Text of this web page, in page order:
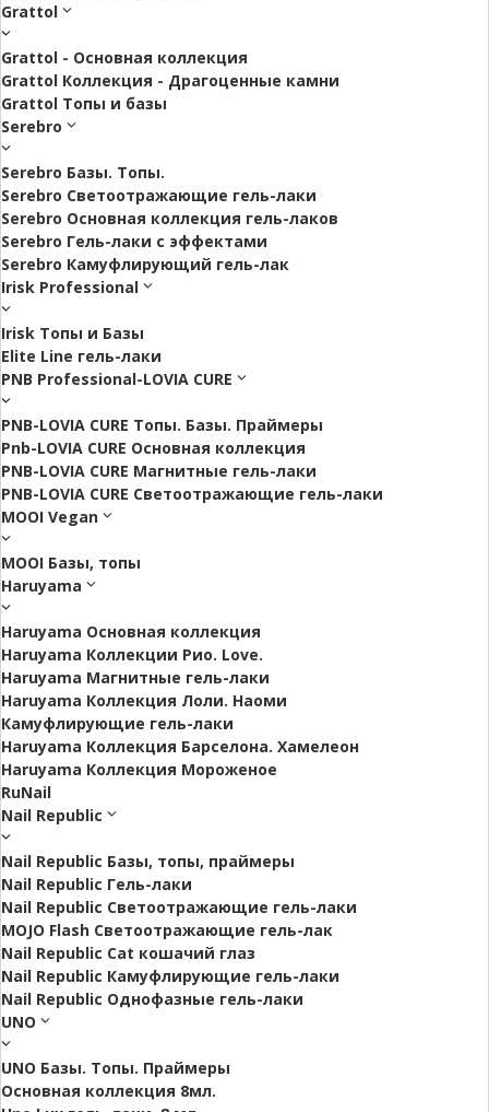
Grattol
Grattol - Oснoвнaя коллекция
Grattol Коллекция - Драгоценные камни
Grattol Топы и базы
Serebro
Serebro Базы. Топы.
Serebro Светоотражающие гель-лаки
Serebro Основная коллекция гель-лаков
Serebro Гель-лаки с эффектами
Serebro Камуфлирующий гель-лак
Irisk Professional
Irisk Топы и Базы
Elite Line гель-лаки
PNB Professional-LOVIA CURE
PNB-LOVIA CURE Топы. Базы. Праймеры
Pnb-LOVIA CURE Основная коллекция
PNB-LOVIA CURE Магнитные гель-лаки
PNB-LOVIA CURE Cветоотражающие гель-лаки
MOOI Vegan
MOOI Базы, топы
Haruyama
Haruyama Основная коллекция
Haruyama Коллекции Рио. Love.
Haruyama Магнитные гель-лаки
Haruyama Коллекция Лоли. Наоми
Камуфлирующие гель-лаки
Haruyama Коллекция Барселона. Хамелеон
Haruyama Коллекция Мороженое
RuNail
Nail Republic
Nail Republic Базы, топы, праймеры
Nail Republic Гель-лаки
Nail Republic Светоотражающие гель-лаки
MOJO Flash Светоотражающие гель-лак
Nail Republic Cat кошачий глаз
Nail Republic Камуфлирующие гель-лаки
Nail Republic Однофазные гель-лаки
UNO
UNO Базы. Топы. Праймеры
Основная коллекция 8мл.